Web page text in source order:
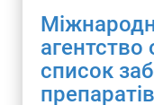
агентство
список